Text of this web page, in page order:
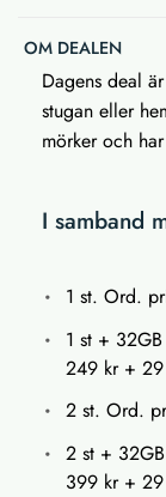
OM DEALEN
Dagens deal
stugan eller
mörker och
I samband
1 st. Ord.
1 st +
249 kr +
2 st. Ord.
2 st +
399 kr +